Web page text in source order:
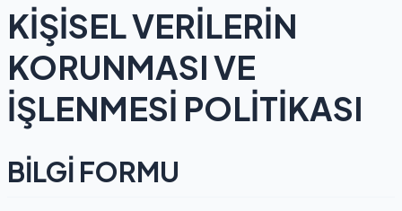
KİŞİSEL VERİLERİN
KORUNMASI VE
İŞLENMESİ POLİTİKASI
BİLGİ FORMU